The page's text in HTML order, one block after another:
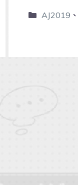
AJ2019 、